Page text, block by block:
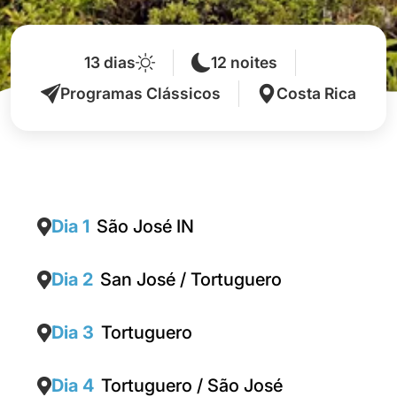
13 dias
12 noites
Programas Clássicos
Costa Rica
Dia 1 São José IN
Dia 2 San José / Tortuguero
Dia 3 Tortuguero
Dia 4 Tortuguero / São José